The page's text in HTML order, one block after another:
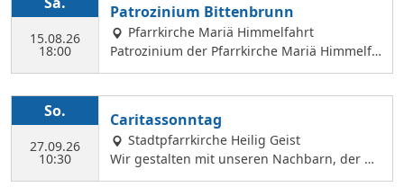
15.08.26
18:00
Patrozinium Bittenbrunn
Pfarrkirche Mariä Himmelfahrt
Patrozinium der Pfarrkirche Mariä Himmelfa
hrt in Bittenbrunn Um 18:00 Uhr Festgottesd
Gestaltung durch den Kirchenchor Laetare, l
eckere Speisen, Fassbier und Weinbar. Kind
erprogramm Wir freuen uns auf dich!
So.
27.09.26
10:30
Caritassonntag
Stadtpfarrkirche Heilig Geist
Wir gestalten mit unseren Nachbarn, der Ca
ritasstation den Gottesdienst.